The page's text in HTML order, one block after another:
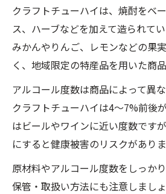
クラフトチューハイは、焼酎をベ
ス、ハーブなどを加えて造られてい
みかんやりんご、レモンなどの果
く、地域限定の特産品を用いた商品
アルコール度数は商品によって異
クラフトチューハイは4～7%前後
はビールやワインに近い度数です
にすると健康被害のリスクがありま
原材料やアルコール度数をしっか
保管・取扱い方法にも注意しまし